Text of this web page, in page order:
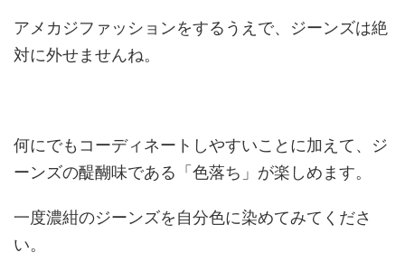
アメカジファッションをするうえで、ジーンズは絶
対に外せませんね。
何にでもコーディネートしやすいことに加えて、ジ
ーンズの醍醐味である「色落ち 」が楽しめます。
一度濃紺のジーンズを自分色に染めてみてくださ
い。